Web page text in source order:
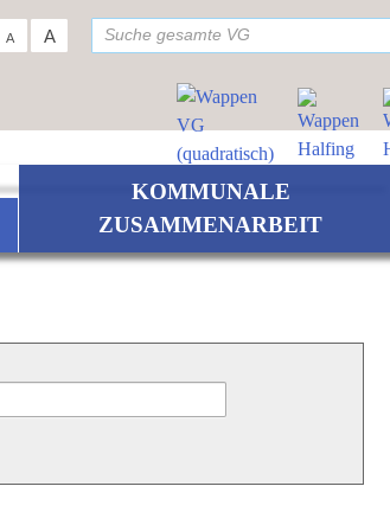
A A
KOMMUNALE
ZUSAMMENARBEIT